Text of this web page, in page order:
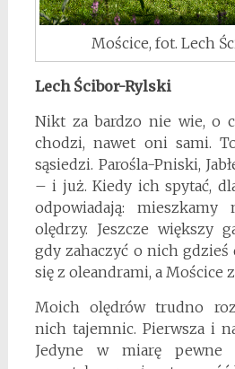
Mościce, fot. Lech
Lech Ścibor-Rylski
Nikt za bardzo nie wie, o
chodzi, nawet oni sami.
sąsiedzi. Parośla-Pniski,
– i już. Kiedy ich spytać,
odpowiadają:
olędrzy. Jeszcze większy
gdy zahaczyć o nich gdzieś
się z oleandrami, a Mościce
Moich olędrów trudno
nich tajemnic. Pierwsza i
Jedyne w miarę pewne